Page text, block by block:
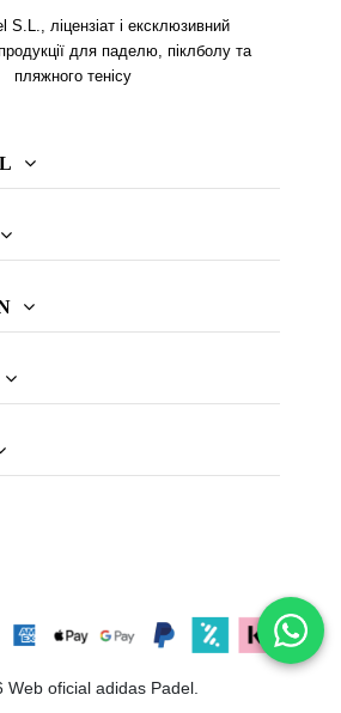
S.L., ліцензіат і ексклюзивний
для паделю, піклболу та
пляжного тенісу
Web oficial adidas Padel.